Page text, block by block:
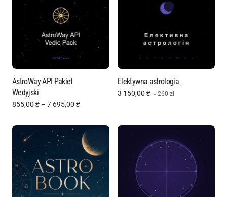
AstroWay API Pakiet
Wedyjski
855,00 ₴ – 7 695,00 ₴
Elektywna astrologia
3 150,00 ₴ ~ 260 zł